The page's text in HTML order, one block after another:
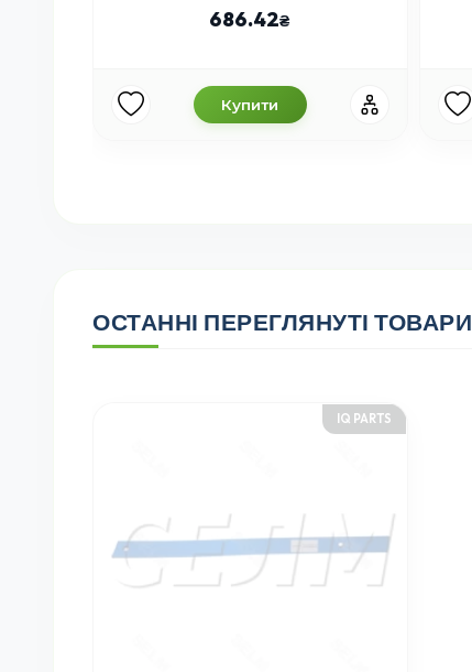
686.42
Купити
ОСТАННІ ПЕРЕГЛЯНУТІ ТОВАРИ
IQ PARTS